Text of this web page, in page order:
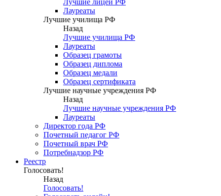
Лауреаты
Лучшие училища РФ
Назад
Лучшие училища РФ
Лауреаты
Образец грамоты
Образец диплома
Образец медали
Образец сертификата
Лучшие научные учреждения РФ
Назад
Лучшие научные учреждения РФ
Лауреаты
Директор года РФ
Почетный педагог РФ
Почетный врач РФ
Потребнадзор РФ
Реестр
Голосовать!
Назад
Голосовать!